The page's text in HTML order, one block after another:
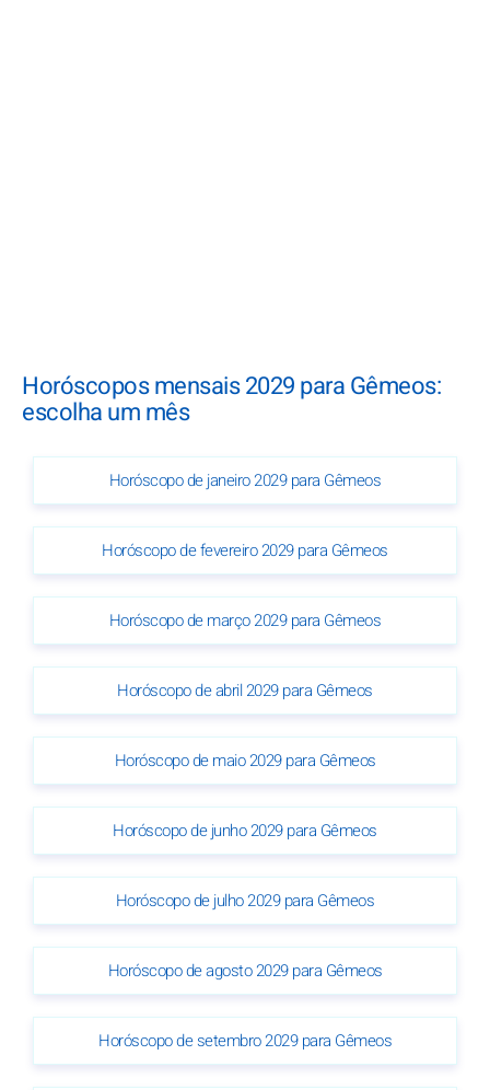
Horóscopos mensais 2029 para Gêmeos:
escolha um mês
Horóscopo de janeiro 2029 para Gêmeos
Horóscopo de fevereiro 2029 para Gêmeos
Horóscopo de março 2029 para Gêmeos
Horóscopo de abril 2029 para Gêmeos
Horóscopo de maio 2029 para Gêmeos
Horóscopo de junho 2029 para Gêmeos
Horóscopo de julho 2029 para Gêmeos
Horóscopo de agosto 2029 para Gêmeos
Horóscopo de setembro 2029 para Gêmeos